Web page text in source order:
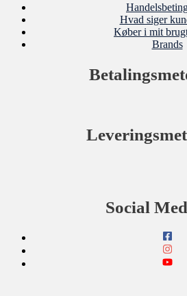
Hvad siger
Køber i mit
Brands
Social